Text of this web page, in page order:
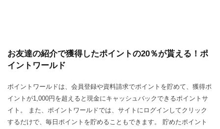
お友達の紹介で獲得したポイントの20％が貰える！ポ
イントワールド
ポイントワールドは、会員登録や資料請求でポイントを貯めて、獲得ポ
イントが1,000円を超えると現金にキャッシュバックできるポイントサ
イト。 また、ポイントワールドでは、サイトにログインしてクリック
するだけで、毎日ポイントを貯めることもできます。 貯めたポイント